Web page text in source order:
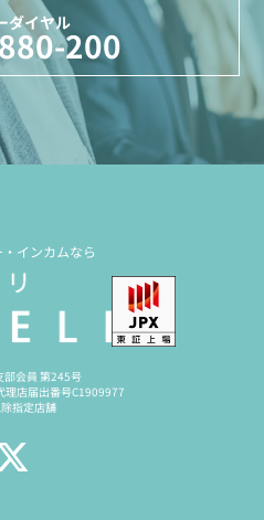
ダイヤル
200
インカムなら
部会員 第245号
理店届出番号C1909977
指定店舗